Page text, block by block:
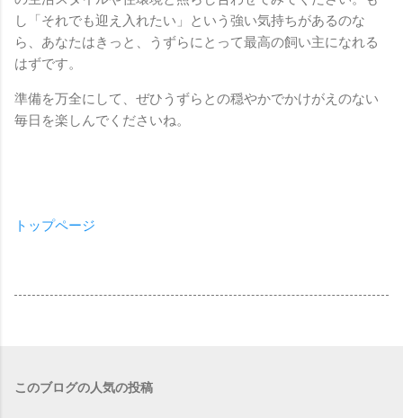
し「それでも迎え入れたい」という強い気持ちがあるのな
ら、あなたはきっと、うずらにとって最高の飼い主になれる
はずです。
準備を万全にして、ぜひうずらとの穏やかでかけがえのない
毎日を楽しんでくださいね。
トップページ
このブログの人気の投稿